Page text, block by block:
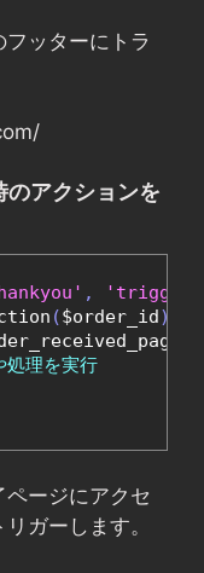
ッターにトラ
のアクションを
,
($order_id)
理を実行
ージにアクセ
ガーします。